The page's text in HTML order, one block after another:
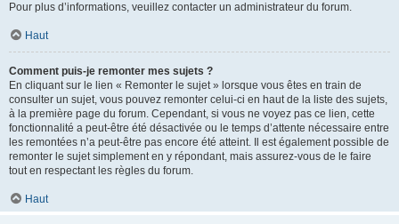
Pour plus d’informations, veuillez contacter un administrateur du forum.
Haut
Comment puis-je remonter mes sujets ?
En cliquant sur le lien « Remonter le sujet » lorsque vous êtes en train de
consulter un sujet, vous pouvez remonter celui-ci en haut de la liste des sujets,
à la première page du forum. Cependant, si vous ne voyez pas ce lien, cette
fonctionnalité a peut-être été désactivée ou le temps d’attente nécessaire entre
les remontées n’a peut-être pas encore été atteint. Il est également possible de
remonter le sujet simplement en y répondant, mais assurez-vous de le faire
tout en respectant les règles du forum.
Haut